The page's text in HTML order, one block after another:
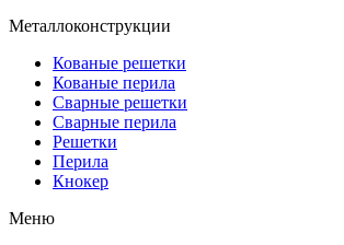
Металлоконструкции
Кованые решетки
Кованые перила
Сварные решетки
Сварные перила
Решетки
Перила
Кнокер
Меню